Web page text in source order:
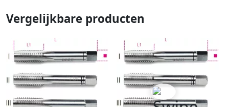
Vergelijkbare producten